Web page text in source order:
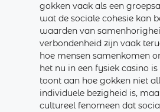
gokken vaak als een
wat de sociale cohesie kan
waarden van
verbondenheid zijn vaak
hoe mensen samenkomen
het nu in een fysiek casino
toont aan hoe gokken niet
individuele bezigheid is,
cultureel fenomeen dat